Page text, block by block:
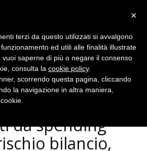
Terni:
da spending
bilancio,
×
terzi da questo utilizzati si avvalgono
ed utili alle finalità illustrate
vuoi saperne di più o negare il consenso
consulta la cookie policy.
scorrendo questa pagina, cliccando
la navigazione in altra maniera,